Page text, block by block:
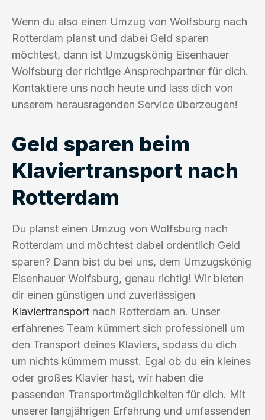
Wenn du also einen Umzug von Wolfsburg nach
Rotterdam planst und dabei Geld sparen
möchtest, dann ist Umzugskönig Eisenhauer
Wolfsburg der richtige Ansprechpartner für dich.
Kontaktiere uns noch heute und lass dich von
unserem herausragenden Service überzeugen!
Geld sparen beim
Klaviertransport nach
Rotterdam
Du planst einen Umzug von Wolfsburg nach
Rotterdam und möchtest dabei ordentlich Geld
sparen? Dann bist du bei uns, dem Umzugskönig
Eisenhauer Wolfsburg, genau richtig! Wir bieten
dir einen günstigen und zuverlässigen
Klaviertransport nach Rotterdam an. Unser
erfahrenes Team kümmert sich professionell um
den Transport deines Klaviers, sodass du dich
um nichts kümmern musst. Egal ob du ein kleines
oder großes Klavier hast, wir haben die
passenden Transportmöglichkeiten für dich. Mit
unserer langjährigen Erfahrung und umfassenden